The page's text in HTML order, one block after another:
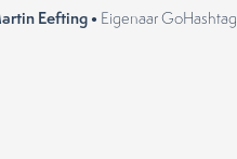
Eefting • Eigenaar GoHashtag